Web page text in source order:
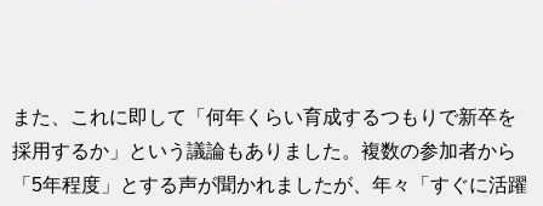
また、これに即して「何年くらい育成するつもりで新卒を
採用するか」という議論もありました。複数の参加者から
「5年程度」とする声が聞かれましたが、年々「すぐに活躍